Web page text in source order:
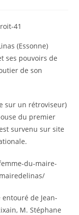
(Essonne)
ses pouvoirs de
de son
sur un rétroviseur)
du premier
survenu sur site
du-maire-
de Jean-
M. Stéphane